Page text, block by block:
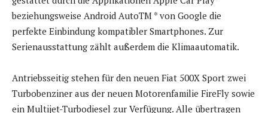
beziehungsweise Android AutoTM * von Google die
perfekte Einbindung kompatibler Smartphones. Zur
Serienausstattung zählt außerdem die Klimaautomatik.
Antriebsseitig stehen für den neuen Fiat 500X Sport zwei
Turbobenziner aus der neuen Motorenfamilie FireFly sowie
ein Multijet-Turbodiesel zur Verfügung. Alle übertragen